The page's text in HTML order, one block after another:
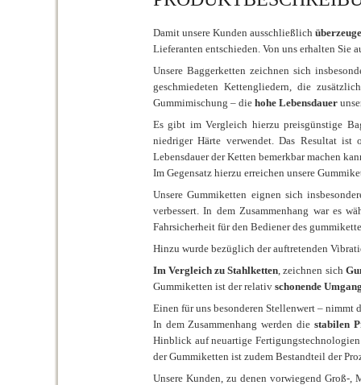
Damit unsere Kunden ausschließlich
Lieferanten entschieden. Von uns erhalten Sie
Unsere Baggerketten zeichnen sich
geschmiedeten Kettengliedern, die
Gummimischung – die hohe Lebensdauer
Es gibt im Vergleich hierzu preisgünstige
niedriger Härte verwendet. Das Resultat ist
Lebensdauer der Ketten bemerkbar machen
Im Gegensatz hierzu erreichen unsere
Unsere Gummiketten eignen sich
verbessert. In dem Zusammenhang war es
Fahrsicherheit für den Bediener des
Hinzu wurde bezüglich der auftretenden
Im Vergleich zu Stahlketten, zeichnen sich
Gummiketten ist der relativ schonende
Einen für uns besonderen Stellenwert – nimmt
In dem Zusammenhang werden die stabilen
Hinblick auf neuartige
der Gummiketten ist zudem Bestandteil der
Unsere Kunden, zu denen vorwiegend Groß-